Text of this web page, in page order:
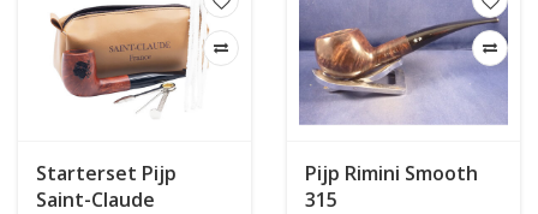
Starterset Pijp
Saint-Claude
Pijp Rimini Smooth
315